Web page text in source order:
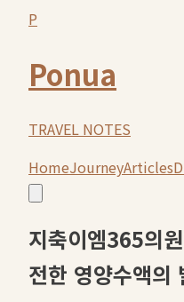
P
Ponua
TRAVEL NOTES
HomeJourneyArticles
지축이엠365의
전한 영양수액의